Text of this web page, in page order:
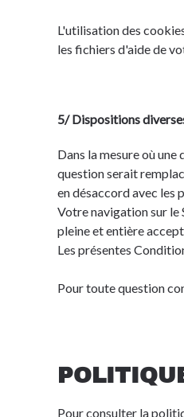
L'utilisation des
les fichiers d'aide de
5/ Dispositions
Dans la mesure où
question serait
en désaccord avec les
Votre navigation sur le
pleine et entière
Les présentes
Pour toute question
Pour consulter la